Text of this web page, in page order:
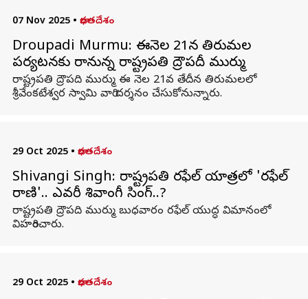
07 Nov 2025 • భారతదేశం
Droupadi Murmu: ఈనెల 21న తిరుమల
పర్యటనకు రానున్న రాష్ట్రపతి ద్రౌపదీ ముర్ము
రాష్ట్రపతి ద్రౌపది ముర్ము ఈ నెల 21వ తేదీన తిరుమలలో
శ్రీవేంకటేశ్వర స్వామి వారి దర్శనం చేసుకోనున్నారు.
29 Oct 2025 • భారతదేశం
Shivangi Singh: రాష్ట్రపతి రఫేల్‌ యాత్రలో 'రఫేల్‌
రాణి'.. ఎవరీ శివాంగీ సింగ్‌..?
రాష్ట్రపతి ద్రౌపది ముర్ము బుధవారం రఫేల్‌ యుద్ధ విమానంలో
విహరించారు.
29 Oct 2025 • భారతదేశం